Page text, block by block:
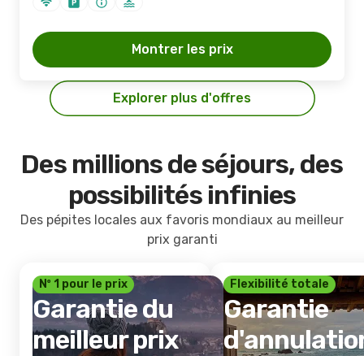
Montrer les prix
Explorer plus d'offres
Des millions de séjours, des
possibilités infinies
Des pépites locales aux favoris mondiaux au meilleur
prix garanti
Nº 1 pour le prix
Garantie du
meilleur prix
Flexibilité totale
Garantie